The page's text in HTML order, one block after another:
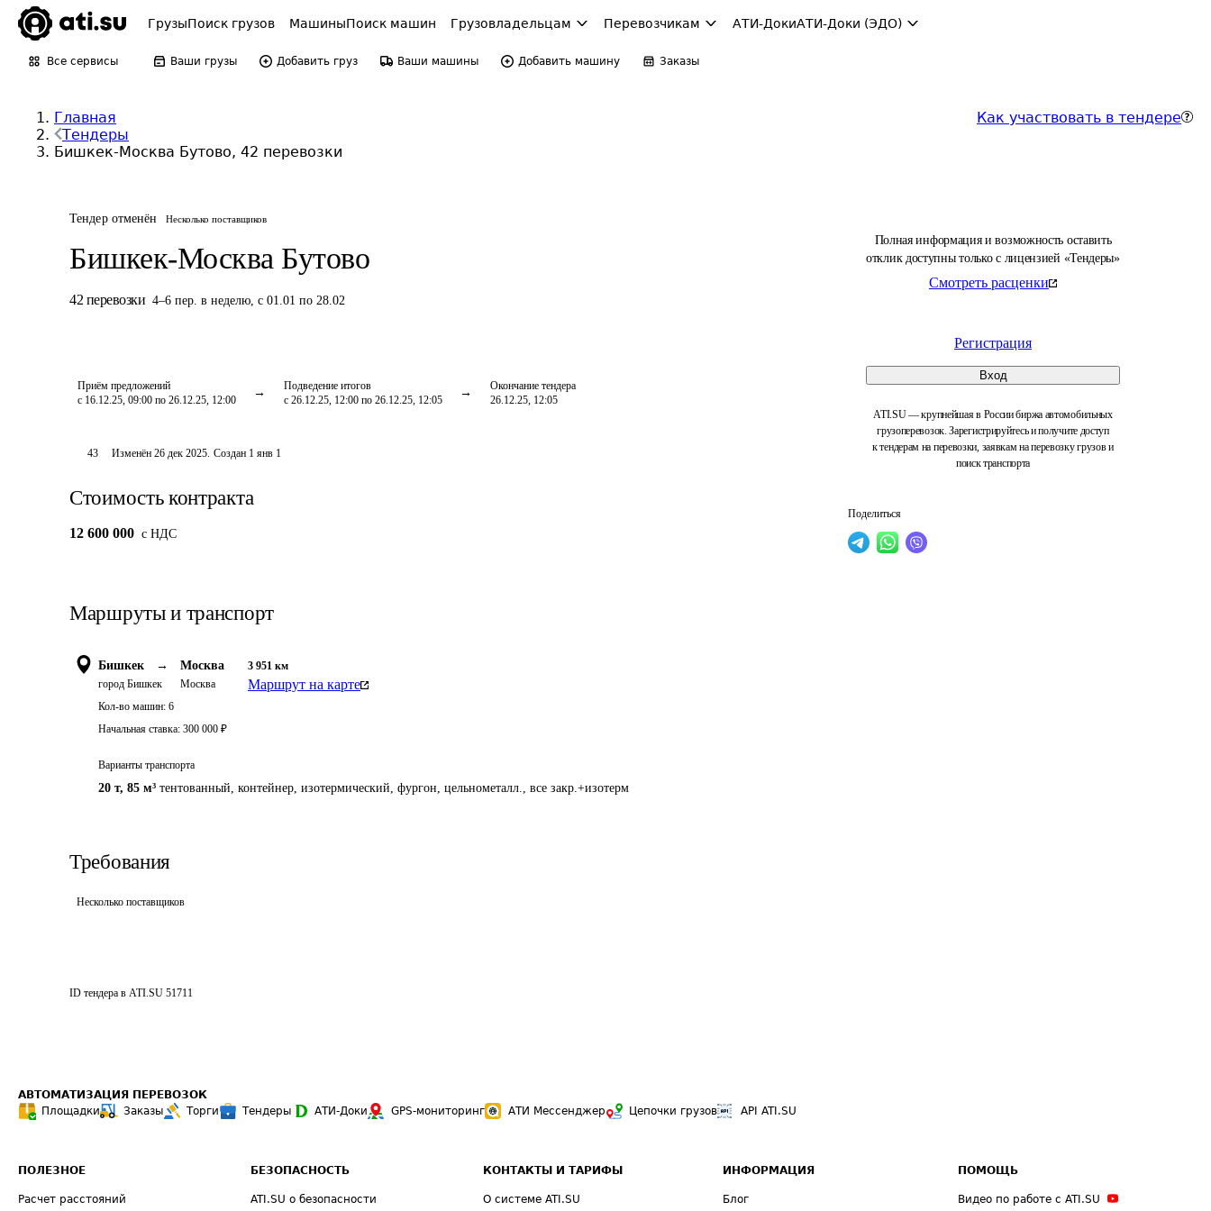
ГрузыПоиск грузов МашиныПоиск машин Грузовладельцам Перевозчикам АТИ-ДокиАТИ-Доки (ЭДО)
Все сервисы Ваши грузы Добавить груз Ваши машины Добавить машину Заказы
Главная
Тендеры
Бишкек-Москва Бутово, 42 перевозки
Как участвовать в тендере
Тендер отменён Несколько поставщиков
Бишкек-Москва Бутово
42 перевозки 4–6 пер. в неделю, с 01.01 по 28.02
Приём предложений
с 16.12.25, 09:00 по 26.12.25, 12:00
Подведение итогов
с 26.12.25, 12:00 по 26.12.25, 12:05
Окончание тендера
26.12.25, 12:05
Полная информация и возможность оставить
отклик доступны только с лицензией «Тендеры»
Смотреть расценки
Регистрация
Вход
ATI.SU — крупнейшая в России биржа автомобильных
грузоперевозок. Зарегистрируйтесь и получите доступ
к тендерам на перевозки, заявкам на перевозку грузов и
поиск транспорта
Поделиться
43 Изменён26 дек 2025. Создан 1 янв 1
Стоимость контракта
12 600 000 c НДС
Маршруты и транспорт
Бишкек →
город Бишкек
Москва
Москва
3 951 км
Маршрут на карте
Кол-во машин: 6
Начальная ставка: 300 000 ₽
Варианты транспорта
20 т, 85 м³ тентованный, контейнер, изотермический, фургон, цельнометалл., все закр.+изотерм
Требования
Несколько поставщиков
ID тендера в ATI.SU 51711
АВТОМАТИЗАЦИЯ ПЕРЕВОЗОК
Площадки
Заказы Торги Тендеры АТИ-Доки GPS-мониторинг АТИ Мессенджер Цепочки грузов API ATI.SU
ПОЛЕЗНОЕ
Расчет расстояний
БЕЗОПАСНОСТЬ
ATI.SU о безопасности
КОНТАКТЫ И ТАРИФЫ
О системе ATI.SU
ИНФОРМАЦИЯ
Блог
ПОМОЩЬ
Видео по работе с ATI.SU